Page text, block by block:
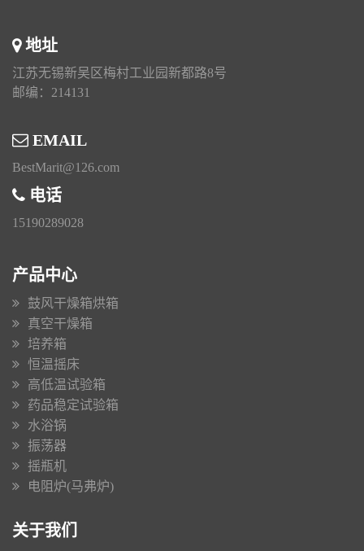
地址
江苏无锡新吴区梅村工业园新都路8号
邮编：214131
EMAIL
BestMarit@126.com
电话
15190289028
产品中心
鼓风干燥箱烘箱
真空干燥箱
培养箱
恒温摇床
高低温试验箱
药品稳定试验箱
水浴锅
振荡器
摇瓶机
电阻炉(马弗炉)
关于我们